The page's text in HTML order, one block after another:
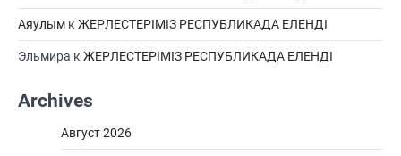
Аяулым к ЖЕРЛЕСТЕРІМІЗ РЕСПУБЛИКАДА ЕЛЕНДІ
Эльмира к ЖЕРЛЕСТЕРІМІЗ РЕСПУБЛИКАДА ЕЛЕНДІ
Archives
Август 2026